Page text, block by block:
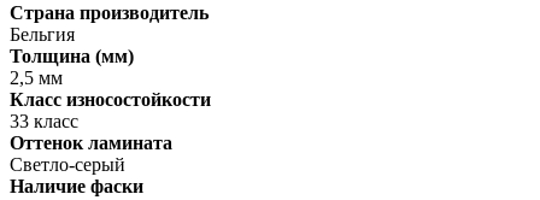
Страна производитель
Бельгия
Толщина (мм)
2,5 мм
Класс износостойкости
33 класс
Оттенок ламината
Светло-серый
Наличие фаски